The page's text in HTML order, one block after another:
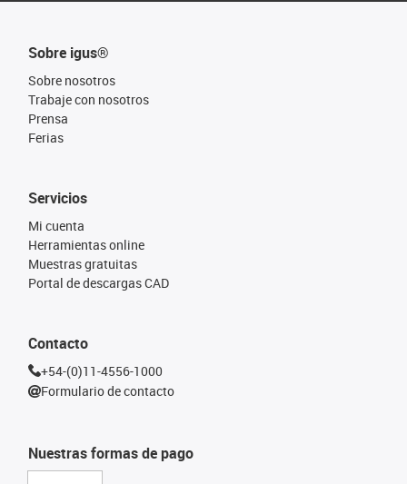
Sobre igus®
Sobre nosotros
Trabaje con nosotros
Prensa
Ferias
Nuestras formas de pago
Servicios
Mi cuenta
Herramientas online
Muestras gratuitas
Portal de descargas CAD
Contacto
+54-(0)11-4556-1000
Formulario de contacto